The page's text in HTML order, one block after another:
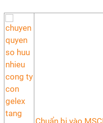
Chuẩn bị vào